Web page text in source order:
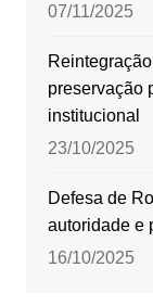
07/11/2025
preservação
institucional
23/10/2025
Defesa de
autoridade e
16/10/2025